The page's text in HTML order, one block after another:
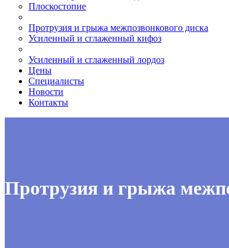
Плоскостопие
Протрузия и грыжа межпозвонкового диска
Усиленный и сглаженный кифоз
Усиленный и сглаженный лордоз
Цены
Специалисты
Новости
Контакты
Протрузия и грыжа